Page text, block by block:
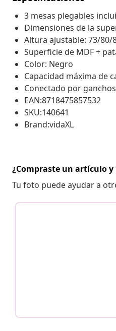
3 mesas plegables
Dimensiones de la
Altura ajustable: 73/80/
Superficie de MDF +
Color: Negro
Capacidad máxima de
Conectado por ganchos
EAN:8718475857532
SKU:140641
Brand:vidaXL
¿Compraste un artículo y
Tu foto puede ayudar a